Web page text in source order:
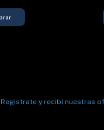
Registrate y recibí nuestras